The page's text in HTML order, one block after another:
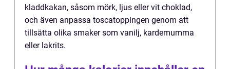
kladdkakan, såsom mörk, ljus eller vit choklad,
och även anpassa toscatoppingen genom att
tillsätta olika smaker som vanilj, kardemumma
eller lakrits.